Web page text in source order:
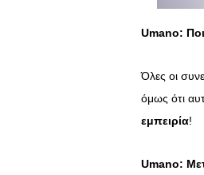
Umano:
Όλες οι
όμως ότι
εμπειρία!
Umano: